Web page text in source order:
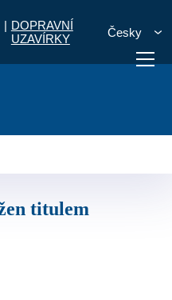
| DOPRAVNÍ
UZAVÍRKY
Česky